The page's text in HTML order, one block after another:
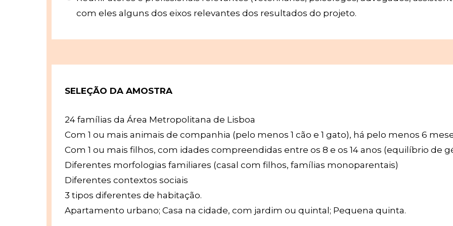
com eles alguns dos eixos relevantes dos resultados do projeto.
SELEÇÃO DA AMOSTRA
24 famílias da Área Metropolitana de Lisboa
Com 1 ou mais animais de companhia (pelo menos 1 cão e 1 gato), há pelo menos 6
Com 1 ou mais filhos, com idades compreendidas entre os 8 e os 14 anos (equilíbrio de
Diferentes morfologias familiares (casal com filhos, famílias monoparentais)
Diferentes contextos sociais
3 tipos diferentes de habitação.
Apartamento urbano; Casa na cidade, com jardim ou quintal; Pequena quinta.